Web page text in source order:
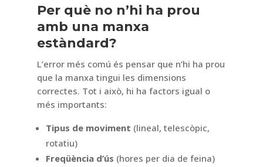
Per què no n’hi ha prou
amb una manxa
estàndard?
L’error més comú és pensar que n’hi ha prou
que la manxa tingui les dimensions
correctes. Tot i això, hi ha factors igual o
més importants:
Tipus de moviment (lineal, telescòpic,
rotatiu)
Freqüència d’ús (hores per dia de feina)